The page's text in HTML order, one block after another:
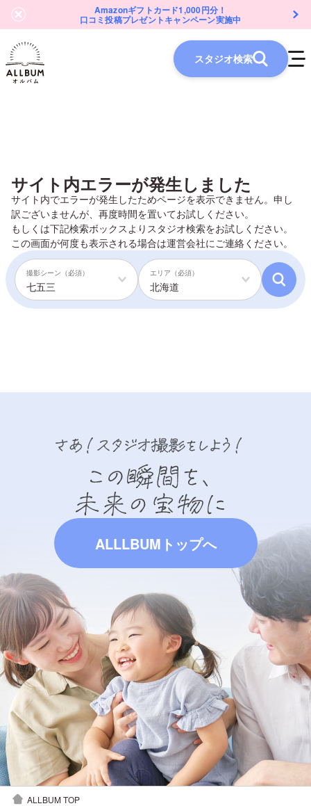
Amazonギフトカード1,000円分！
口コミ投稿プレゼントキャンペーン実施中
スタジオ検索
サイト内エラーが発生しました
サイト内でエラーが発生したためページを表示できません。申し
訳ございませんが、再度時間を置いてお試しください。
もしくは下記検索ボックスよりスタジオ検索をお試しください。
この画面が何度も表示される場合は運営会社にご連絡ください。
撮影シーン（必須）
七五三
エリア（必須）
北海道
ALLLBUMトップへ
ALLBUM TOP